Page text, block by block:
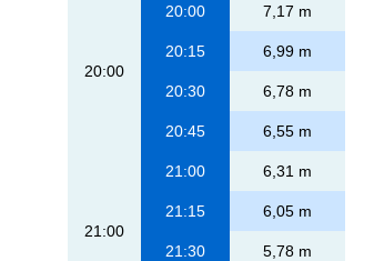
20:00
20:00 7,17 m
20:15 6,99 m
20:30 6,78 m
20:45 6,55 m
21:00
21:00 6,31 m
21:15 6,05 m
21:30 5,78 m